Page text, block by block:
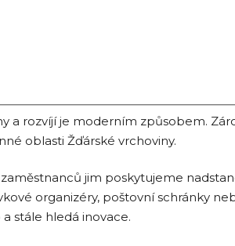
a rozvíjí je moderním způsobem.
oblasti Žďárské vrchoviny.
jim poskytujeme
organizéry, poštovní schránky
stále hledá inovace.